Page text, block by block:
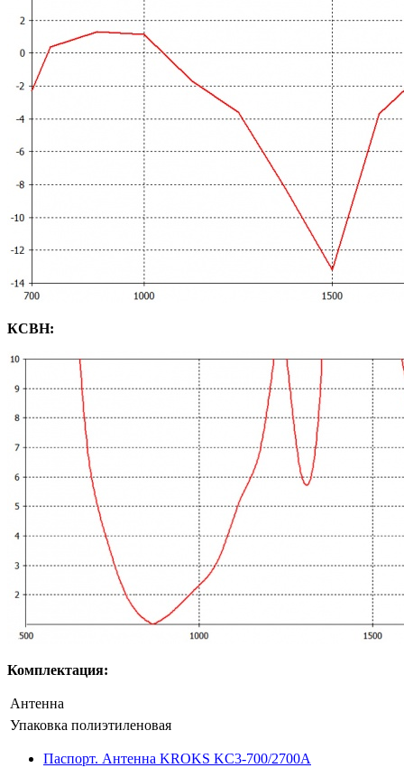
КСВН:
Комплектация:
Антенна
Упаковка полиэтиленовая
Паспорт. Антенна KROKS KC3-700/2700A